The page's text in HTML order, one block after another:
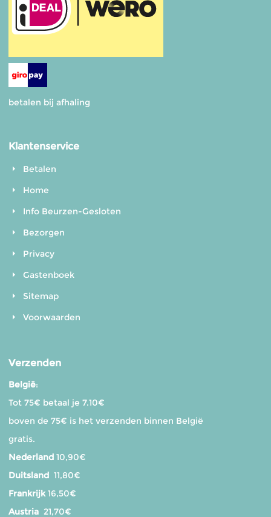
betalen bij afhaling
Klantenservice
Betalen
Home
Info Beurzen-Gesloten
Bezorgen
Privacy
Gastenboek
Sitemap
Voorwaarden
Verzenden
België:
Tot 75€ betaal je 7.10€
boven de 75€ is het verzenden binnen België
gratis.
Nederland10,90€
Duitsland11,80€
Frankrijk16,50€
Austria21,70€